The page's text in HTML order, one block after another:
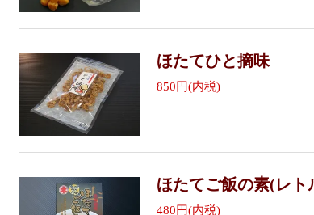
ほたてひと摘味
850円(内税)
ほたてご飯の素(レト
480円(内税)